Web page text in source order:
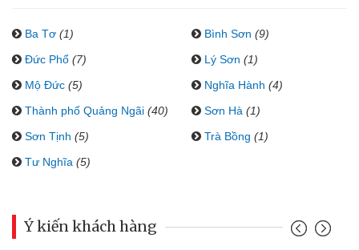
Ba Tơ (1) Bình Sơn (9)
Đức Phổ (7) Lý Sơn (1)
Mộ Đức (5) Nghĩa Hành (4)
Thành phố Quảng Ngãi (40) Sơn Hà (1)
Sơn Tịnh (5) Trà Bồng (1)
Tư Nghĩa (5)
Ý kiến khách hàng